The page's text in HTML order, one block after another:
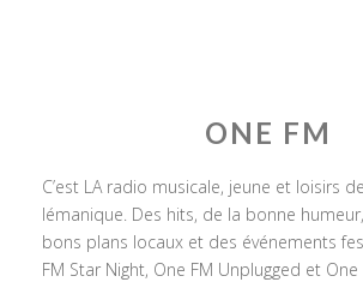
ONE FM
C’est LA radio musicale, jeune et loisirs
lémanique. Des hits, de la bonne
bons plans locaux et des événements
FM Star Night, One FM Unplugged et One